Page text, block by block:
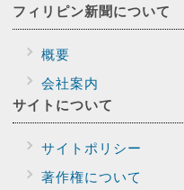
フィリピン新聞について
概要
会社案内
サイトについて
サイトポリシー
著作権について